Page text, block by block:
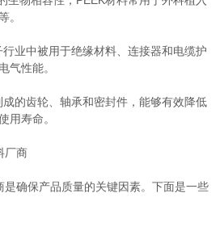
。
业中被用于绝缘材料、连接器和电缆护
气性能。
的齿轮、轴承和密封件，能够有效降低
用寿命。
厂商
是确保产品质量的关键因素。下面是一些